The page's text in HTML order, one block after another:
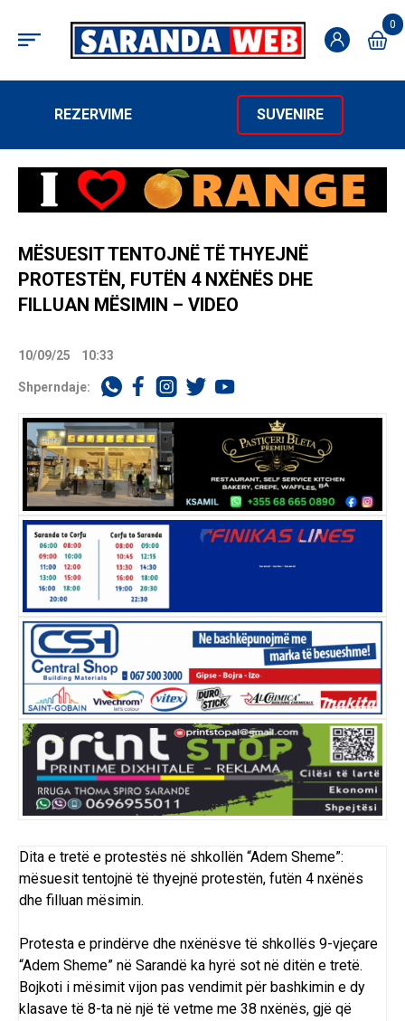
0
REZERVIME SUVENIRE
MËSUESIT TENTOJNË TË THYEJNË
PROTESTËN, FUTËN 4 NXËNËS DHE
FILLUAN MËSIMIN – VIDEO
10/09/25 10:33
Shperndaje:
Dita e tretë e protestës në shkollën “Adem Sheme”:
mësuesit tentojnë të thyejnë protestën, futën 4 nxënës
dhe filluan mësimin.
Protesta e prindërve dhe nxënësve të shkollës 9-vjeçare
“Adem Sheme” në Sarandë ka hyrë sot në ditën e tretë.
Bojkoti i mësimit vijon pas vendimit për bashkimin e dy
klasave të 8-ta në një të vetme me 38 nxënës, gjë që